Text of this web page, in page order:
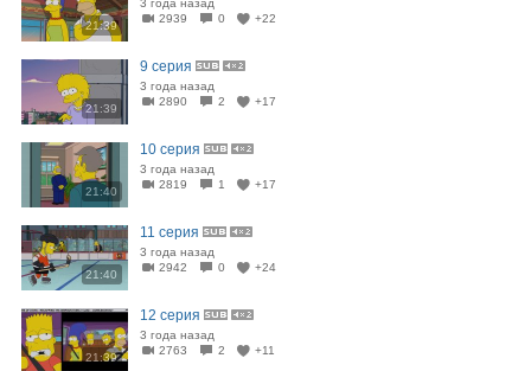
21:39
3 года назад
2939
0 +22
21:39
9 серия
3 года назад
2890
2 +17
21:40
10 серия
3 года назад
2819
1 +17
21:40
11 серия
3 года назад
2942
0 +24
21:39
12 серия
3 года назад
2763
2 +11